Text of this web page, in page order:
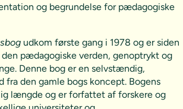
og begrundelse for pædagogiske
udkom første gang i 1978 og er siden
pædagogiske verden, genoptrykt og
Denne bog er en selvstændig,
fra den gamle bogs koncept. Bogens
længde og er forfattet af forskere og